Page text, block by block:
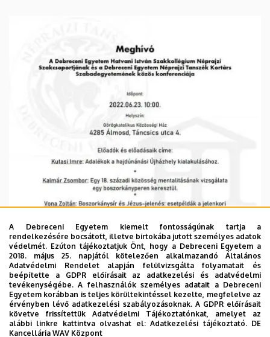
Néprajztudományi
Muzeológiai
Intézet
A Debreceni Egyetem kiemelt fontosságúnak tartja a
rendelkezésére bocsátott, illetve birtokába jutott személyes adatok
védelmét. Ezúton tájékoztatjuk Önt, hogy a Debreceni Egyetem a
2018. május 25. napjától kötelezően alkalmazandó Általános
Adatvédelmi Rendelet alapján felülvizsgálta folyamatait és
beépítette a GDPR előírásait az adatkezelési és adatvédelmi
tevékenységébe. A felhasználók személyes adatait a Debreceni
Egyetem korábban is teljes körültekintéssel kezelte, megfelelve az
érvényben lévő adatkezelési szabályozásoknak. A GDPR előírásait
követve frissítettük Adatvédelmi Tájékoztatónkat, amelyet az
alábbi linkre kattintva olvashat el:Adatkezelési tájékoztató. DE
Kancellária WAV Központ